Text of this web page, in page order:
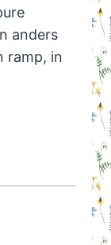
anders
ramp, in